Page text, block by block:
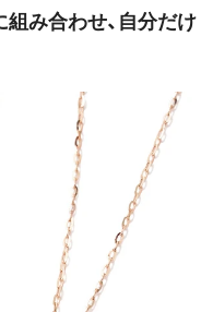
組み合わせ、自分だけ